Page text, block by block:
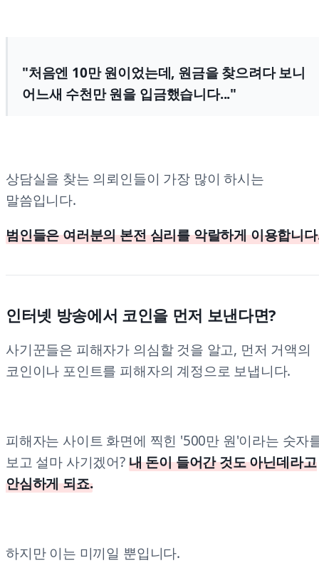
"처음엔 10만 원이었는데, 원금을 찾으려다 보니
어느새 수천만 원을 입금했습니다..."
상담실을 찾는 의뢰인들이 가장 많이 하시는
말씀입니다.
범인들은 여러분의 본전 심리를 악랄하게 이용합니
인터넷 방송에서 코인을 먼저 보낸다면?
사기꾼들은 피해자가 의심할 것을 알고, 먼저 거액의
코인이나 포인트를 피해자의 계정으로 보냅니다.
피해자는 사이트 화면에 찍힌 '500만 원'이라는 숫자
보고 설마 사기겠어?내 돈이 들어간 것도 아닌데라고
안심하게 되죠.
하지만 이는 미끼일 뿐입니다.